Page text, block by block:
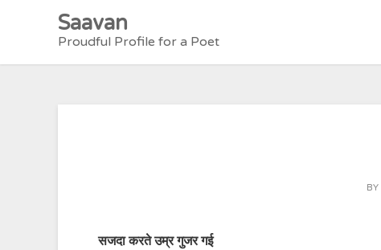
Saavan
Proudful Profile for a Poet
BY
सजदा करते उम्र गुजर गई